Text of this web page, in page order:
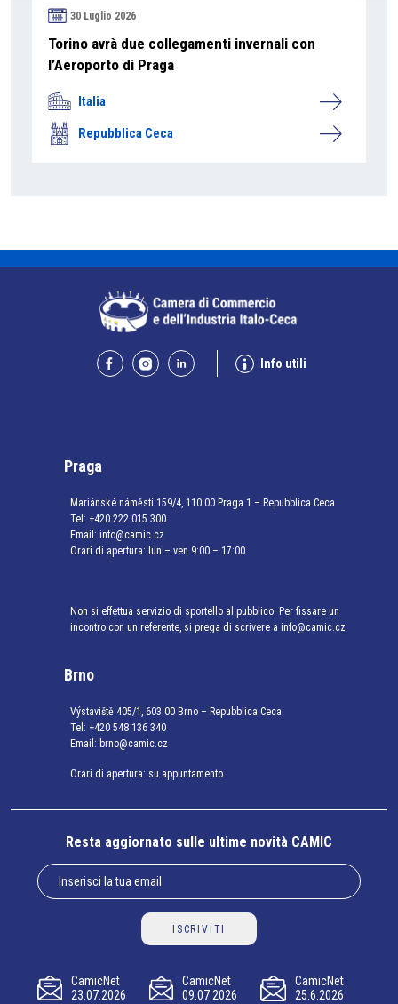
30 Luglio 2026
Torino avrà due collegamenti invernali con
l’Aeroporto di Praga
Italia
Repubblica Ceca
Info utili
Praga
Mariánské náměstí 159/4, 110 00 Praga 1 – Repubblica Ceca
Tel: +420 222 015 300
Email: info@camic.cz
Orari di apertura: lun – ven 9:00 – 17:00
Non si effettua servizio di sportello al pubblico. Per fissare un
incontro con un referente, si prega di scrivere a info@camic.cz
Brno
Výstaviště 405/1, 603 00 Brno – Repubblica Ceca
Tel: +420 548 136 340
Email: brno@camic.cz
Orari di apertura: su appuntamento
Resta aggiornato sulle ultime novità CAMIC
ISCRIVITI
CamicNet
23.07.2026
CamicNet
09.07.2026
CamicNet
25.6.2026